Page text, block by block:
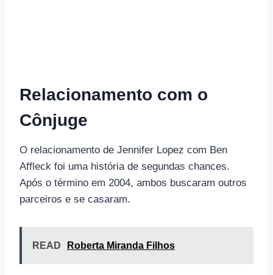
Relacionamento com o
Cônjuge
O relacionamento de Jennifer Lopez com Ben
Affleck foi uma história de segundas chances.
Após o término em 2004, ambos buscaram outros
parceiros e se casaram.
READ Roberta Miranda Filhos